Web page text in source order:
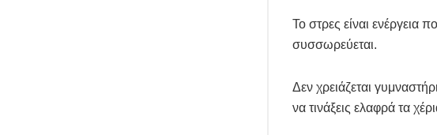
Το στρες είναι ενέργεια
συσσωρεύεται.
Δεν χρειάζεται
να τινάξεις ελαφρά τα